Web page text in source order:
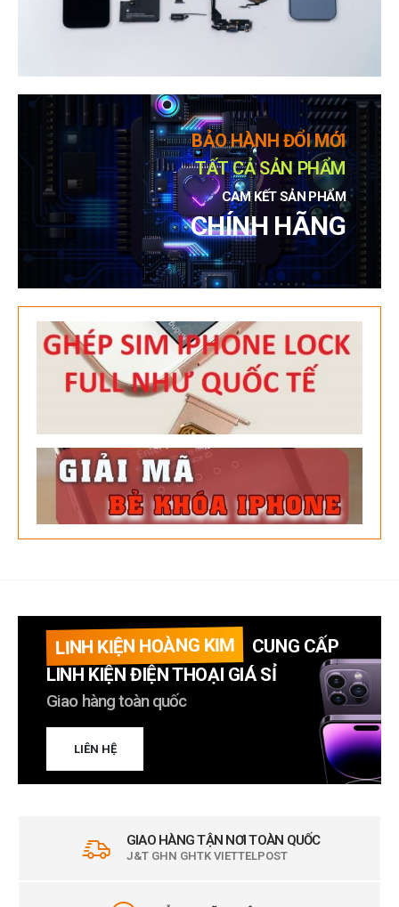
BẢO HÀNH ĐỔI MỚI
TẤT CẢ SẢN PHẨM
CAM KẾT SẢN PHẨM
CHÍNH HÃNG
LINH KIỆN HOÀNG KIM
CUNG CẤP
LINH KIỆN ĐIỆN THOẠI GIÁ SỈ
Giao hàng toàn quốc
LIÊN HỆ
GIAO HÀNG TẬN NƠI TOÀN QUỐC
J&T GHN GHTK VIETTELPOST